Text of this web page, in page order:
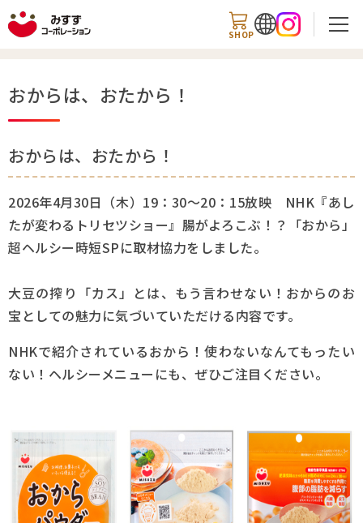
SHOP
商品情報
知る・楽しむ
お知らせ
企業情報
Q&A
お問い合わせ
おからは、おたから！
おからは、おたから！
2026年4月30日（木）19：30～20：15放映 NHK『あし
たが変わるトリセツショー』 腸がよろこぶ！？「おから」
超ヘルシー時短SPに取材協力をしました。
大豆の搾り「カス」とは、もう言わせない！おからのお
宝としての魅力に気づいていただける内容です。
NHKで紹介されているおから！使わないなんてもったい
ない！ヘルシーメニューにも、ぜひご注目ください。